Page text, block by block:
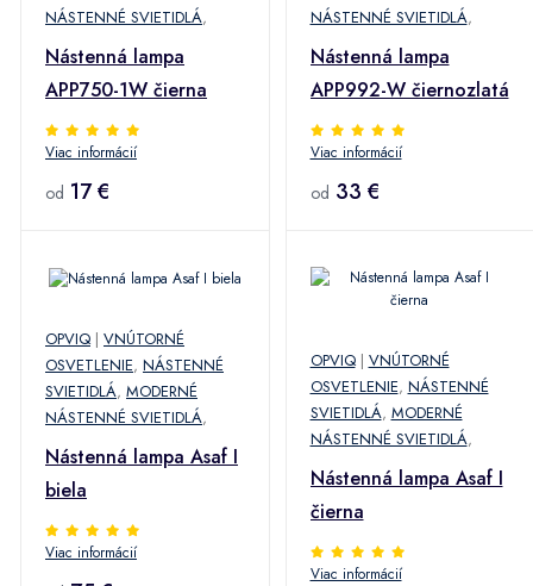
NÁSTENNÉ SVIETIDLÁ,
Nástenná lampa
APP750-1W čierna
Viac informácií
od 17 €
NÁSTENNÉ SVIETIDLÁ,
Nástenná lampa
APP992-W čiernozlatá
Viac informácií
od 33 €
OPVIQ | VNÚTORNÉ
OSVETLENIE, NÁSTENNÉ
SVIETIDLÁ, MODERNÉ
NÁSTENNÉ SVIETIDLÁ,
Nástenná lampa Asaf I
biela
Viac informácií
OPVIQ| VNÚTORNÉ
OSVETLENIE, NÁSTENNÉ
SVIETIDLÁ, MODERNÉ
NÁSTENNÉ SVIETIDLÁ,
Nástenná lampa Asaf I
čierna
Viac informácií